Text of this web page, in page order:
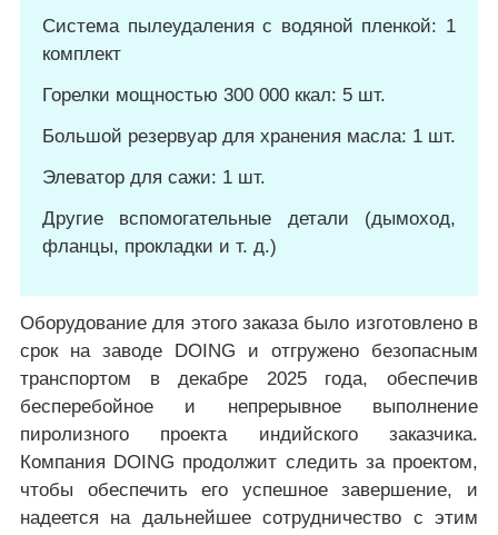
Система пылеудаления с водяной пленкой: 1
комплект
Горелки мощностью 300 000 ккал: 5 шт.
Большой резервуар для хранения масла: 1 шт.
Элеватор для сажи: 1 шт.
Другие вспомогательные детали (дымоход,
фланцы, прокладки и т. д.)
Оборудование для этого заказа было изготовлено в
срок на заводе DOING и отгружено безопасным
транспортом в декабре 2025 года, обеспечив
бесперебойное и непрерывное выполнение
пиролизного проекта индийского заказчика.
Компания DOING продолжит следить за проектом,
чтобы обеспечить его успешное завершение, и
надеется на дальнейшее сотрудничество с этим